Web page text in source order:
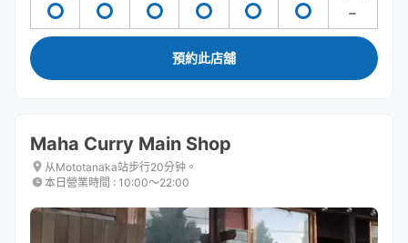
預約此店舖
Maha Curry Main Shop
从Mototanaka站步行20分钟。
本日營業時間 : 10:00〜22:00